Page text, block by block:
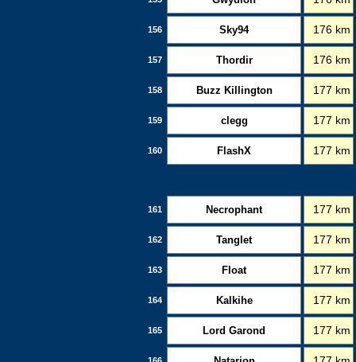
156 Sky94 176 km
157 Thordir 176 km
158 Buzz Killington 177 km
159 clegg 177 km
160 FlashX 177 km
161 Necrophant 177 km
162 Tanglet 177 km
163 Float 177 km
164 Kalkihe 177 km
165 Lord Garond 177 km